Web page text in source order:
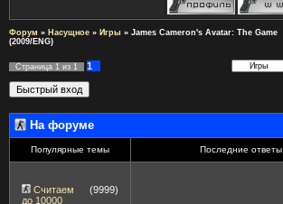
Форум » Насущное » Игры » James Cameron's Avatar: The Game
(2009/ENG)
Страница 1 из 1
1
На форуме
Популярные темы Последние ответы
Считаем
до 10000
(9999)